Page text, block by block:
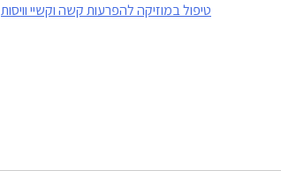
טיפול במוזיקה להפרעות קשה וקשיי וויסות